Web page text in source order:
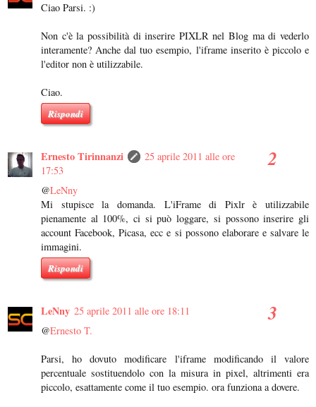
Ciao Parsi. :)
Non c'è la possibilità di inserire PIXLR nel Blog ma di vederlo
interamente? Anche dal tuo esempio, l'iframe inserito è piccolo e
l'editor non è utilizzabile.
Ciao.
Rispondi
Ernesto Tirinnanzi
25 aprile 2011 alle ore
17:53
@LeNny
Mi stupisce la domanda. L'iFrame di Pixlr è utilizzabile
pienamente al 100%, ci si può loggare, si possono inserire gli
account Facebook, Picasa, ecc e si possono elaborare e salvare le
immagini.
Rispondi
LeNny 25 aprile 2011 alle ore 18:11
@Ernesto T.
Parsi, ho dovuto modificare l'iframe modificando il valore
percentuale sostituendolo con la misura in pixel, altrimenti era
piccolo, esattamente come il tuo esempio. ora funziona a dovere.